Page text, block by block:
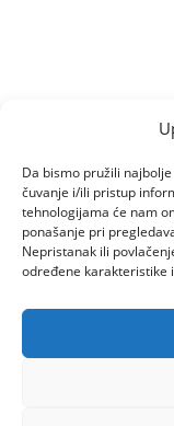
Da bismo pružili
čuvanje i/ili pristup
tehnologijama će nam
ponašanje pri
Nepristanak ili
određene karakteristike
Limska 3
52100 Pula,
+385 (0) 98 701